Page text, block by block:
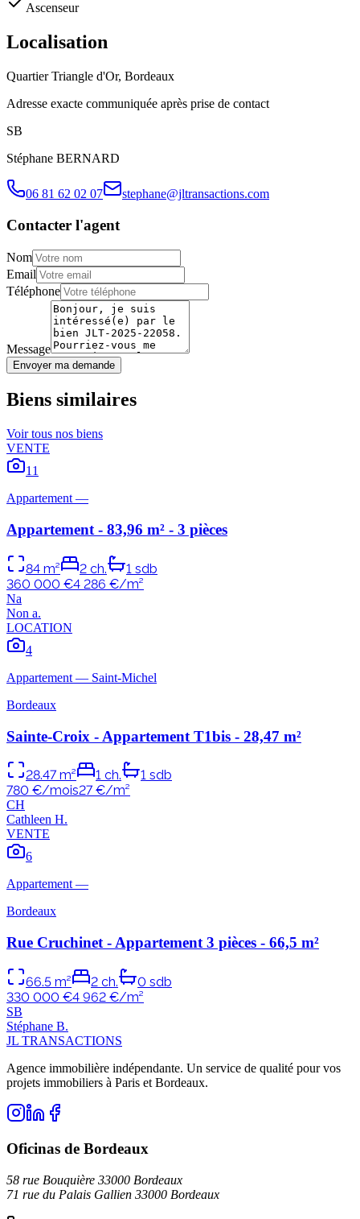
Ascenseur
Localisation
QuartierTriangle d'Or, Bordeaux
Adresse exacte communiquée après prise de contact
SB
Stéphane BERNARD
06 81 62 02 07 stephane@jltransactions.com
Contacter l'agent
Nom
Email
Téléphone
Message
Envoyer ma demande
Biens similaires
Voir tous nos biens
VENTE
11
Appartement —
Appartement - 83,96 m² - 3 pièces
84 m² 2 ch. 1 sdb
360 000 €4 286 €/m²
Na
Non a.
LOCATION
4
Appartement — Saint-Michel
Bordeaux
Sainte-Croix - Appartement T1bis - 28,47 m²
28.47m² 1 ch. 1 sdb
780 €/mois27€/m²
CH
Cathleen H.
VENTE
6
Appartement —
Bordeaux
Rue Cruchinet - Appartement 3 pièces - 66,5 m²
66.5 m² 2 ch. 0 sdb
330 000 €4 962 €/m²
SB
Stéphane B.
JL TRANSACTIONS
Agence immobilière indépendante. Un service de qualité pour vos
projets immobiliers à Paris et Bordeaux.
Oficinas de Bordeaux
58 rue Bouquière 33000 Bordeaux
71 rue du Palais Gallien 33000 Bordeaux